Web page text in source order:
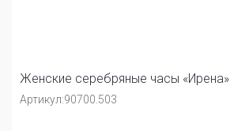
Женские серебряные часы «Ирена»
Артикул:90700.503